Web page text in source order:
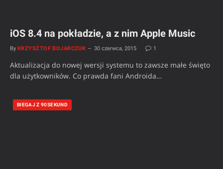
iOS 8.4 na pokładzie, a z nim Apple Music
By KRZYSZTOF BOJARCZUK 30 czerwca, 2015 1
Aktualizacja do nowej wersji systemu to zawsze małe święto
dla użytkowników. Co prawda fani Androida…
BIEGAJ Z 90SEKUND